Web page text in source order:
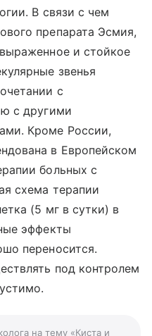
В связи с чем
препарата Эсмия,
и стойкое
звенья
с
с другими
Кроме России,
в Европейском
больных с
схема терапии
(5 мг в сутки) в
эффекты
переносится.
под контролем
на тему «Киста и